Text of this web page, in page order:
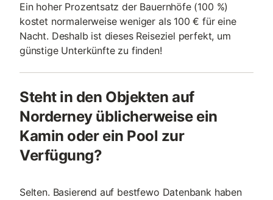
Ein hoher Prozentsatz der Bauernhöfe (100 %)
kostet normalerweise weniger als 100 € für eine
Nacht. Deshalb ist dieses Reiseziel perfekt, um
günstige Unterkünfte zu finden!
Steht in den Objekten auf
Norderney üblicherweise ein
Kamin oder ein Pool zur
Verfügung?
Selten. Basierend auf bestfewo Datenbank haben